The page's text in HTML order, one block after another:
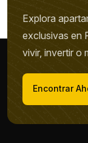
Explora
exclusivas en
vivir, invertir o
Encontrar